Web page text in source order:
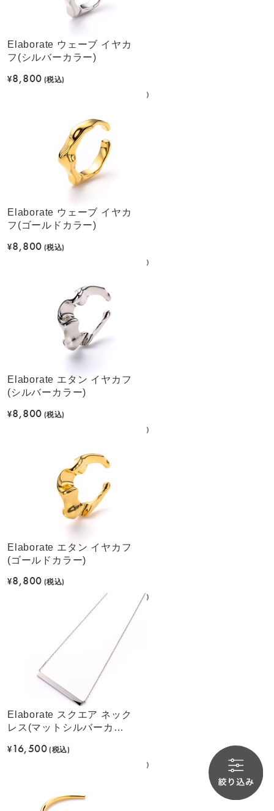
Elaborate ウェーブ イヤカ
フ(シルバーカラー)
¥8,800 (税込)
Elaborate ウェーブ イヤカ
フ(ゴールドカラー)
¥8,800 (税込)
Elaborate エタン イヤカフ
(シルバーカラー)
¥8,800 (税込)
Elaborate エタン イヤカフ
(ゴールドカラー)
¥8,800 (税込)
Elaborate スクエア ネック
レス(マットシルバーカラ
¥ 16,500(税込)